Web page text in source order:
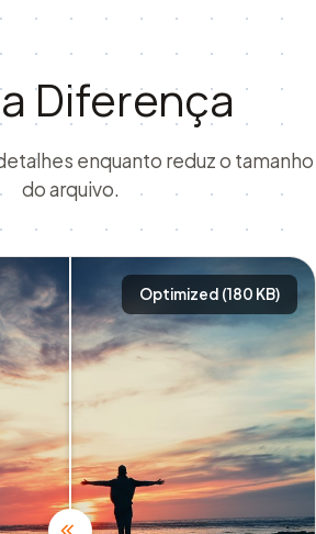
Diferença
enquanto reduz o tamanho
do arquivo.
Optimized (180 KB)